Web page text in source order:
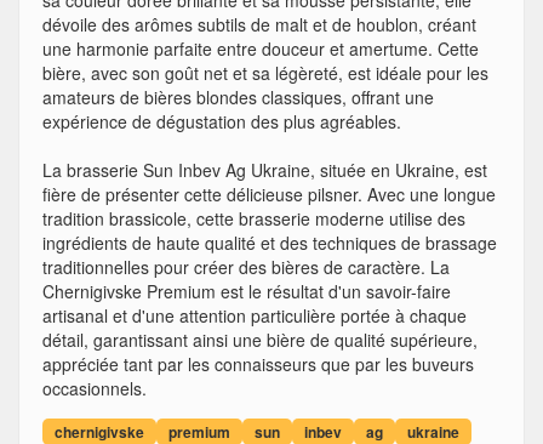
dévoile des arômes subtils de malt et de houblon, créant
une harmonie parfaite entre douceur et amertume. Cette
bière, avec son goût net et sa légèreté, est idéale pour les
amateurs de bières blondes classiques, offrant une
expérience de dégustation des plus agréables.
La brasserie Sun Inbev Ag Ukraine, située en Ukraine, est
fière de présenter cette délicieuse pilsner. Avec une longue
tradition brassicole, cette brasserie moderne utilise des
ingrédients de haute qualité et des techniques de brassage
traditionnelles pour créer des bières de caractère. La
Chernigivske Premium est le résultat d'un savoir-faire
artisanal et d'une attention particulière portée à chaque
détail, garantissant ainsi une bière de qualité supérieure,
appréciée tant par les connaisseurs que par les buveurs
occasionnels.
chernigivske premium sun inbev ag
ukraine